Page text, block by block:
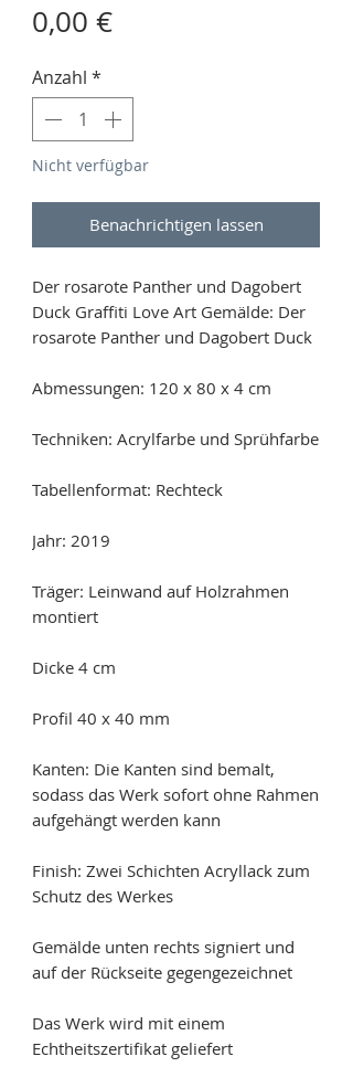
0,00 €Preis
Anzahl *
Nicht verfügbar
Benachrichtigen lassen
Der rosarote Panther und Dagobert
Duck Graffiti Love Art Gemälde: Der
rosarote Panther und Dagobert Duck
Abmessungen: 120 x 80 x 4 cm
Techniken: Acrylfarbe und Sprühfarbe
Tabellenformat: Rechteck
Jahr: 2019
Träger: Leinwand auf Holzrahmen
montiert
Dicke 4 cm
Profil 40 x 40 mm
Kanten: Die Kanten sind bemalt,
sodass das Werk sofort ohne Rahmen
aufgehängt werden kann
Finish: Zwei Schichten Acryllack zum
Schutz des Werkes
Gemälde unten rechts signiert und
auf der Rückseite gegengezeichnet
Das Werk wird mit einem
Echtheitszertifikat geliefert